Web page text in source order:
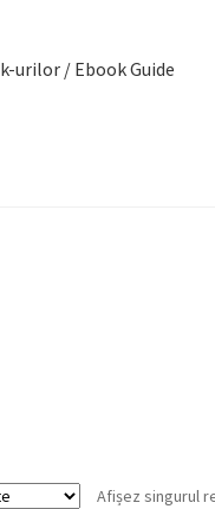
urilor / Ebook Guide
Afișez singurul